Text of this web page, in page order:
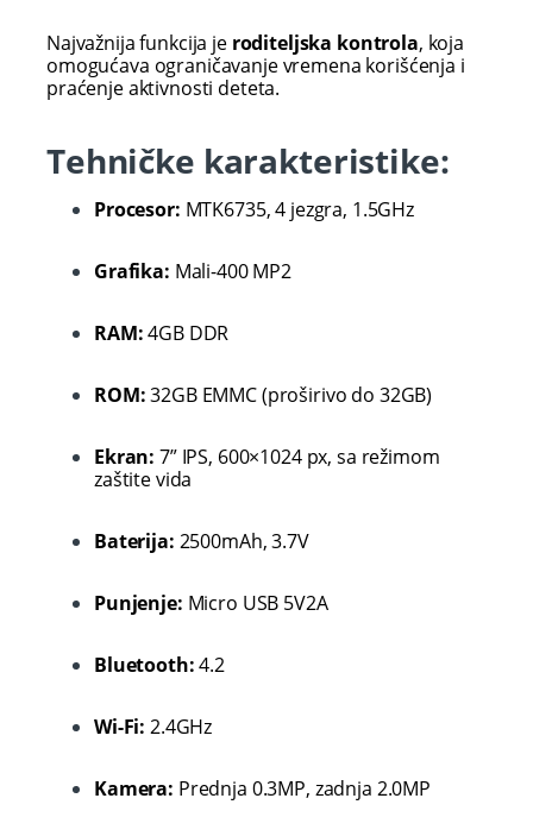
Najvažnija funkcija je roditeljska kontrola, koja
omogućava ograničavanje vremena korišćenja i
praćenje aktivnosti deteta.
Tehničke karakteristike:
Procesor: MTK6735, 4 jezgra, 1.5GHz
Grafika: Mali-400 MP2
RAM:4GB DDR
ROM:32GB EMMC (proširivo do 32GB)
Ekran: 7” IPS, 600×1024 px, sa režimom
zaštite vida
Baterija: 2500mAh, 3.7V
Punjenje: Micro USB 5V2A
Bluetooth:4.2
Wi-Fi: 2.4GHz
Kamera: Prednja 0.3MP, zadnja 2.0MP